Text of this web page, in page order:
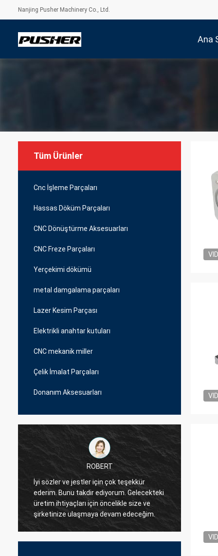
Nanjing Pusher Machinery Co., Ltd.
Ana
Tüm Ürünler
Cnc İşleme Parçaları
Hassas Döküm Parçaları
CNC Dönüştürme Aksesuarları
CNC Freze Parçaları
Yerçekimi dökümü
metal damgalama parçaları
Lazer Kesim Parçası
Elektrikli anahtar kutuları
CNC mekanik miller
Çelik İmalat Parçaları
Donanım Aksesuarları
ROBERT
İyi sözler ve jestler için çok teşekkür
ederim. Bunu takdir ediyorum. Gelecekteki
üretim ihtiyaçları için öncelikle size ve
şirketinize ulaşmaya devam edeceğim.